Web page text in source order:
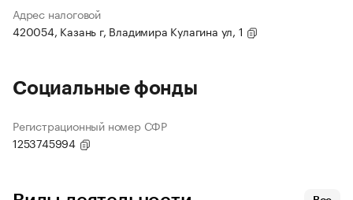
Адрес налоговой
420054, Казань г, Владимира Кулагина ул, 1
Социальные фонды
Регистрационный номер СФР
1253745994